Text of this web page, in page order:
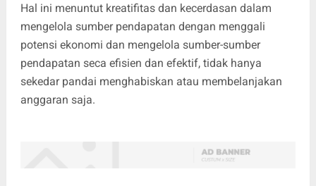
Hal ini menuntut kreatifitas dan kecerdasan dalam
mengelola sumber pendapatan dengan menggali
potensi ekonomi dan mengelola sumber-sumber
pendapatan seca efisien dan efektif, tidak hanya
sekedar pandai menghabiskan atau membelanjakan
anggaran saja.